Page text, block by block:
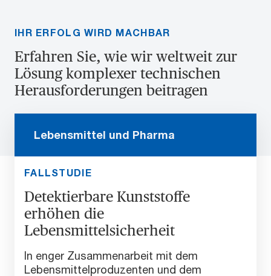
IHR ERFOLG WIRD MACHBAR
Erfahren Sie, wie wir weltweit zur
Lösung komplexer technischen
Herausforderungen beitragen
Lebensmittel und Pharma
FALLSTUDIE
Detektierbare Kunststoffe
erhöhen die
Lebensmittelsicherheit
In enger Zusammenarbeit mit dem
Lebensmittelproduzenten und dem